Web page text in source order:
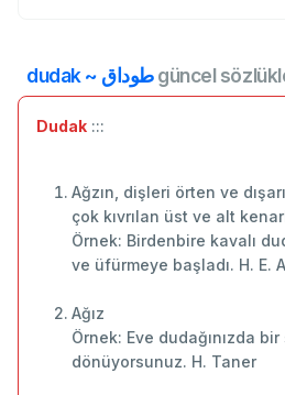
dudak ~ طوداقgüncel
Dudak :::
Ağzın, dişleri örten ve
çok kıvrılan üst ve alt
Örnek: Birdenbire kavalı
ve üfürmeye başladı. H. E.
Ağız
Örnek: Eve dudağınızda bir
dönüyorsunuz. H. Taner